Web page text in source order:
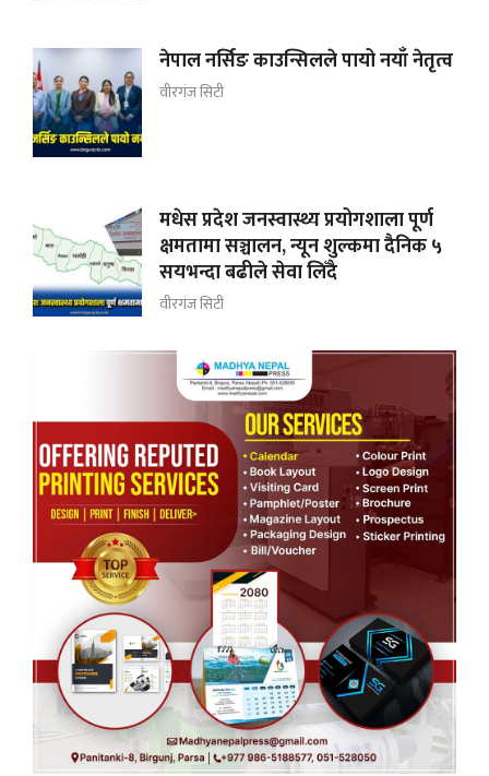
नेपाल नर्सिङ काउन्सिलले पायो नयाँ नेतृत्व
वीरगंज सिटी
मधेस प्रदेश जनस्वास्थ्य प्रयोगशाला पूर्ण
क्षमतामा सञ्चालन, न्यून शुल्कमा दैनिक ५
सयभन्दा बढीले सेवा लिँदै
वीरगंज सिटी